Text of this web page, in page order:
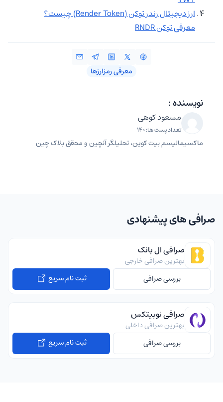
ارز دیجیتال رندر توکن (Render Token) چیست؟
معرفی توکن RNDR
معرفی رمزارزها
نویسنده :
مسعود کوهی
تعداد پست ها: 140
ماکسیمالیسم بیت کوین، تحلیلگر آنچین و محقق بلاک چین
صرافی های پیشنهادی
صرافی ال بانک
بهترین صرافی خارجی
بررسی صرافی
ثبت نام سریع
صرافی نوبیتکس
بهترین صرافی داخلی
بررسی صرافی
ثبت نام سریع